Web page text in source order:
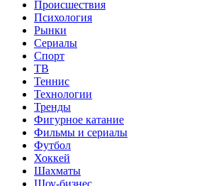
Происшествия
Психология
Рынки
Сериалы
Спорт
ТВ
Теннис
Технологии
Тренды
Фигурное катание
Фильмы и сериалы
Футбол
Хоккей
Шахматы
Шоу-бизнес